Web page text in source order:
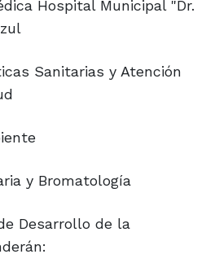
Hospital Municipal "Dr.
Sanitarias y Atención
y Bromatología
Desarrollo de la